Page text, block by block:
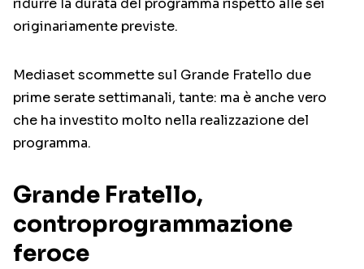
ridurre la durata del programma rispetto alle sei
originariamente previste.
Mediaset scommette sul Grande Fratello due
prime serate settimanali, tante: ma è anche vero
che ha investito molto nella realizzazione del
programma.
Grande Fratello,
controprogrammazione
feroce